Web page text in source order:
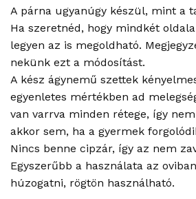
A párna ugyanúgy készül, mint a
Ha szeretnéd, hogy mindkét
legyen az is megoldható.
nekünk ezt a módosítást.
A kész ágynemű szettek
egyenletes mértékben ad
van varrva minden rétege, így
akkor sem, ha a gyermek
Nincs benne cipzár, így az nem
Egyszerűbb a használata az
húzogatni, rögtön használható.